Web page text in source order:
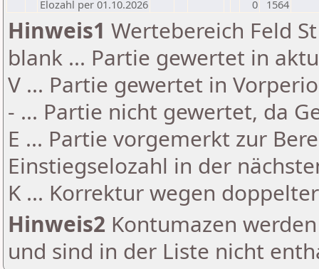
Elozahl per 01.10.2026
0 1564
Hinweis1 Wertebereich Feld
blank ... Partie gewertet in
V ... Partie gewertet in
- ... Partie nicht gewertet, da
E ... Partie vorgemerkt zur
Einstiegselozahl in der
K ... Korrektur wegen
Hinweis2 Kontumazen
und sind in der Liste nicht